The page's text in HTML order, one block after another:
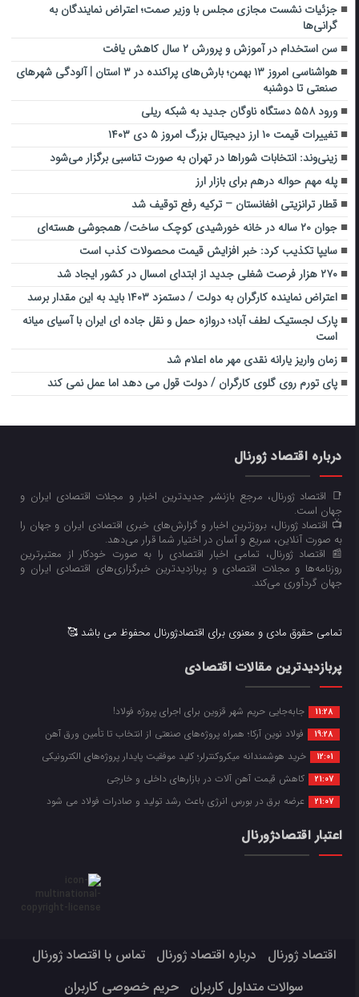
جزئیات نشست مجازی مجلس با وزیر صمت؛ اعتراض نمایندگان به
گرانی‌ها
سن استخدام در آموزش و پرورش ۲ سال کاهش یافت
هواشناسی امروز ۱۳ بهمن؛ بارش‌های پراکنده در ۳ استان | آلودگی شهرهای
صنعتی تا دوشنبه
ورود ۵۵۸ دستگاه ناوگان جدید به شبکه ریلی
تغییرات قیمت ۱۰ ارز دیجیتال بزرگ امروز ۵ دی ۱۴۰۳
زینی‌وند: انتخابات شوراها در تهران به صورت تناسبی برگزار می‌شود
پله مهم حواله درهم برای بازار ارز
قطار ترانزیتی افغانستان – ترکیه رفع توقیف شد
جوان ۲۰ ساله در خانه خورشیدی کوچک ساخت/ همجوشی هسته‌ای
سایپا تکذیب کرد: خبر افزایش قیمت محصولات کذب است
۲۷۰ هزار فرصت شغلی جدید از ابتدای امسال در کشور ایجاد شد
اعتراض نماینده کارگران به دولت / دستمزد ۱۴۰۳ باید به این مقدار برسد
پارک لجستیک لطف آباد؛ دروازه حمل و نقل جاده ای ایران با آسیای میانه
است
زمان واریز یارانه نقدی مهر ماه اعلام شد
پای تورم روی گلوی کارگران / دولت قول می دهد اما عمل نمی کند
درباره اقتصاد ژورنال
📑 اقتصاد ژورنال، مرجع بازنشر جدیدترین اخبار و مجلات اقتصادی ایران و
جهان است.
📺 اقتصاد ژورنال، بروزترین اخبار و گزارش‌های خبری اقتصادی ایران و جهان را
به صورت آنلاین، سریع و آسان در اختیار شما قرار می‌‌دهد.
📰 اقتصاد ژورنال، تمامی اخبار اقتصادی را به صورت خودکار از معتبرترین
روزنامه‌ها و مجلات اقتصادی و پربازدیدترین خبرگزاری‌های اقتصادی ایران و
جهان گردآوری می‌کند.
تمامی حقوق مادی و معنوی برای اقتصادژورنال محفوظ می باشد 🥰
پربازدیدترین مقالات اقتصادی
11:28 جابه‌جایی حریم شهر قزوین برای اجرای پروژه فولاد!
19:28 فولاد نوین آرکا؛ همراه پروژه‌های صنعتی از انتخاب تا تأمین ورق آهن
12:01 خرید هوشمندانه میکروکنترلر؛ کلید موفقیت پایدار پروژه‌های الکترونیکی
21:07 کاهش قیمت آهن آلات در بازارهای داخلی و خارجی
21:07 عرضه برق در بورس انرژی باعث رشد تولید و صادرات فولاد می شود
اعتبار اقتصادژورنال
اقتصاد ژورنال درباره اقتصاد ژورنال
تماس با اقتصاد ژورنال
سوالات متداول کاربران
حریم خصوصی کاربران